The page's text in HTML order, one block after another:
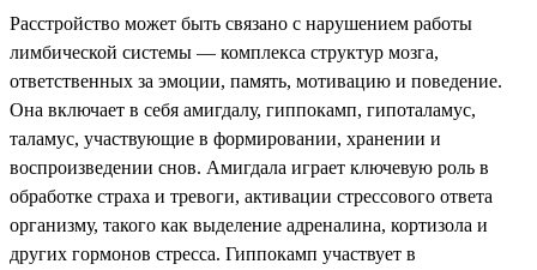
Расстройство может быть связано с нарушением работы
лимбической системы — комплекса структур мозга,
ответственных за эмоции, память, мотивацию и поведение.
Она включает в себя амигдалу, гиппокамп, гипоталамус,
таламус, участвующие в формировании, хранении и
воспроизведении снов. Амигдала играет ключевую роль в
обработке страха и тревоги, активации стрессового ответа
организму, такого как выделение адреналина, кортизола и
других гормонов стресса. Гиппокамп участвует в